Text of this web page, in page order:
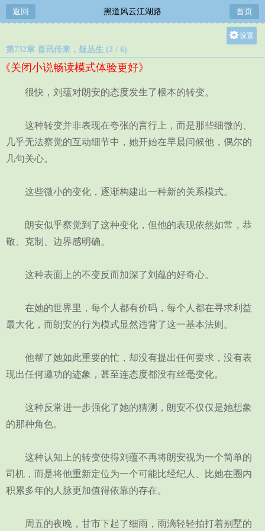
返回 黑道风云江湖路 首页
设置
第732章 喜讯传来，疑丛生 (2 / 6)
《关闭小说畅读模式体验更好》
很快，刘蕴对朗安的态度发生了根本的转变。
这种转变并非表现在夸张的言行上，而是那些细微的、
几乎无法察觉的互动细节中，她开始在早晨问候他，偶尔的
几句关心。
这些微小的变化，逐渐构建出一种新的关系模式。
朗安似乎察觉到了这种变化，但他的表现依然如常，恭
敬、克制、边界感明确。
这种表面上的不变反而加深了刘蕴的好奇心。
在她的世界里，每个人都有价码，每个人都在寻求利益
最大化，而朗安的行为模式显然违背了这一基本法则。
他帮了她如此重要的忙，却没有提出任何要求，没有表
现出任何邀功的迹象，甚至连态度都没有丝毫变化。
这种反常进一步强化了她的猜测，朗安不仅仅是她想象
的那种角色。
这种认知上的转变使得刘蕴不再将朗安视为一个简单的
司机，而是将他重新定位为一个可能比经纪人、比她在圈内
积累多年的人脉更加值得依靠的存在。
周五的夜晚，甘市下起了细雨，雨滴轻轻拍打着别墅的